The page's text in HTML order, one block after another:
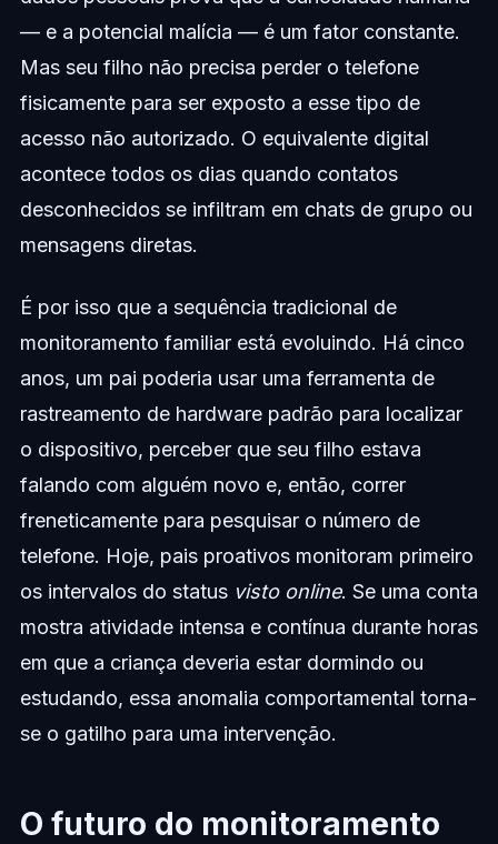
— e a potencial malícia — é um fator constante.
Mas seu filho não precisa perder o telefone
fisicamente para ser exposto a esse tipo de
acesso não autorizado. O equivalente digital
acontece todos os dias quando contatos
desconhecidos se infiltram em chats de grupo ou
mensagens diretas.
É por isso que a sequência tradicional de
monitoramento familiar está evoluindo. Há cinco
anos, um pai poderia usar uma ferramenta de
rastreamento de hardware padrão para localizar
o dispositivo, perceber que seu filho estava
falando com alguém novo e, então, correr
freneticamente para pesquisar o número de
telefone. Hoje, pais proativos monitoram primeiro
os intervalos do status visto online. Se uma conta
mostra atividade intensa e contínua durante horas
em que a criança deveria estar dormindo ou
estudando, essa anomalia comportamental torna-
se o gatilho para uma intervenção.
O futuro do monitoramento